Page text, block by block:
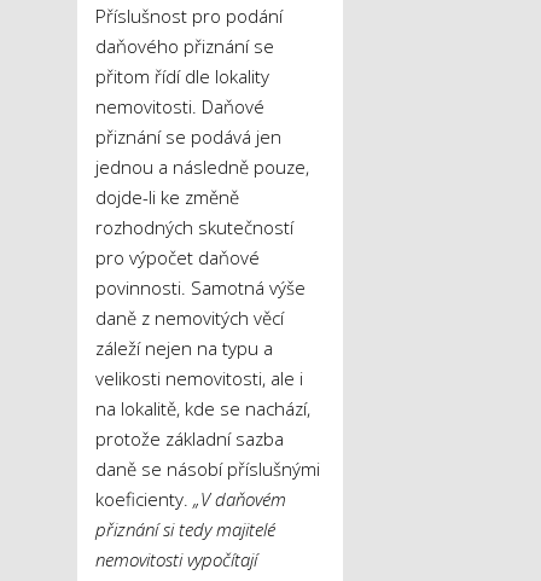
Příslušnost pro podání
daňového přiznání se
přitom řídí dle lokality
nemovitosti. Daňové
přiznání se podává jen
jednou a následně pouze,
dojde-li ke změně
rozhodných skutečností
pro výpočet daňové
povinnosti. Samotná výše
daně z nemovitých věcí
záleží nejen na typu a
velikosti nemovitosti, ale i
na lokalitě, kde se nachází,
protože základní sazba
daně se násobí příslušnými
koeficienty. „V daňovém
přiznání si tedy majitelé
nemovitosti vypočítají